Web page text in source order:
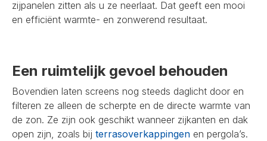
zijpanelen zitten als u ze neerlaat. Dat geeft een mooi
en efficiënt warmte- en zonwerend resultaat.
Een ruimtelijk gevoel behouden
Bovendien laten screens nog steeds daglicht door en
filteren ze alleen de scherpte en de directe warmte van
de zon. Ze zijn ook geschikt wanneer zijkanten en dak
open zijn, zoals bij terrasoverkappingen en pergola’s.